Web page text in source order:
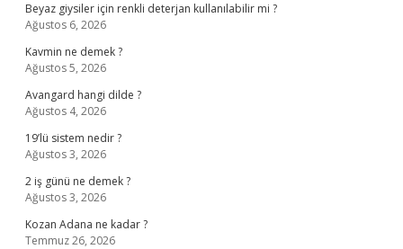
Beyaz giysiler için renkli deterjan kullanılabilir mi ?
Ağustos 6, 2026
Kavmin ne demek ?
Ağustos 5, 2026
Avangard hangi dilde ?
Ağustos 4, 2026
19’lü sistem nedir ?
Ağustos 3, 2026
2 iş günü ne demek ?
Ağustos 3, 2026
Kozan Adana ne kadar ?
Temmuz 26, 2026